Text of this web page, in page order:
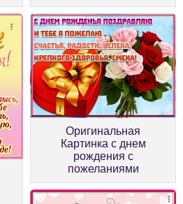
Оригинальная
Картинка с днем
рождения с
пожеланиями